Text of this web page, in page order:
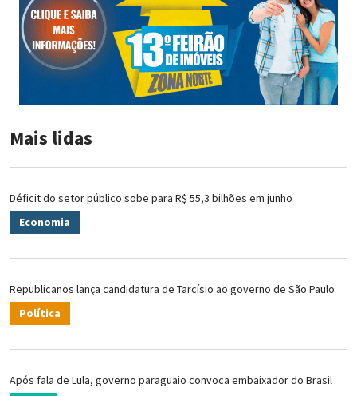
Mais lidas
Déficit do setor público sobe para R$ 55,3 bilhões em junho
Economia
Republicanos lança candidatura de Tarcísio ao governo de São Paulo
Política
Após fala de Lula, governo paraguaio convoca embaixador do Brasil